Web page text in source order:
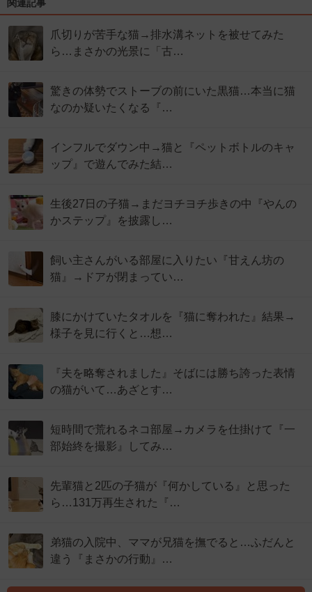
関連記事
爪切りが苦手な猫→排水溝ネットを被せてみた
ら…まさかの光景に「古…
驚きの体勢でストーブの前にいた黒猫…本当に猫
なのか疑いたくなる『…
インフルでダウン中→猫と『ペットボトルのキャ
ップ』で遊んでみた結…
生後27日の子猫→まだヨチヨチ歩きの中『やんの
かステップ』を披露し…
飼い主さんがいる部屋に入りたい『甘えん坊の
猫』→ドアが閉まってい…
膝にかけていたタオルを『猫に奪われた』結果→
様子を見に行くと…想…
『夫を略奪されました』そばには勝ち誇った表情
の猫がいて…あざとす…
短時間で荒れるネコ部屋→カメラを仕掛けて『一
部始終を撮影』してみ…
先輩猫と2匹の子猫が『何かしている』と思った
ら…131万再生された『…
弟猫の入院中、ママが兄猫を撫でると…ふだんと
違う『まさかの行動』…